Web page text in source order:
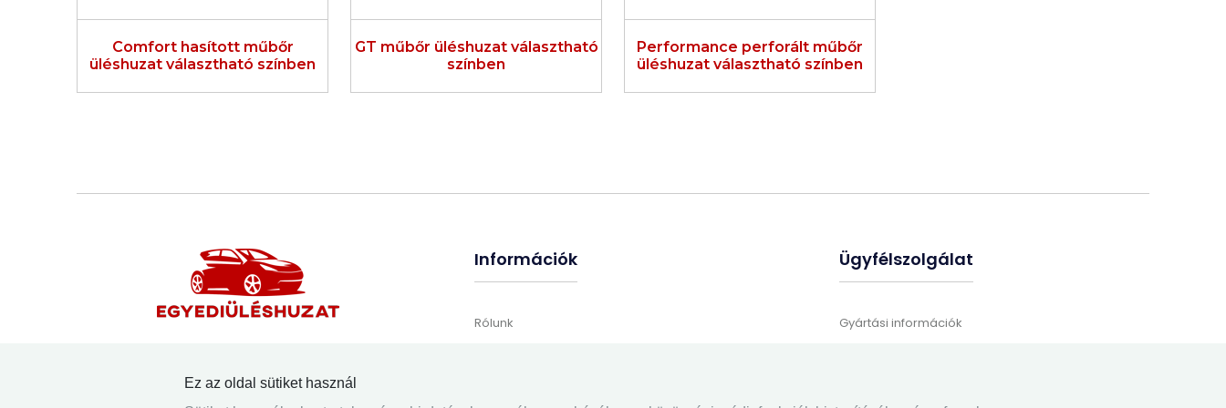
Comfort hasított műbőr
üléshuzat választható színben
GT műbőr üléshuzat választható
színben
Performance perforált műbőr
üléshuzat választható színben
mint 40 autómárka 1200 típusához.
Minden típushoz 13 féle huzat, 5-7
Információk
Rólunk
Ügyfélszolgálat
Gyártási információk
Ez az oldal sütiket használ